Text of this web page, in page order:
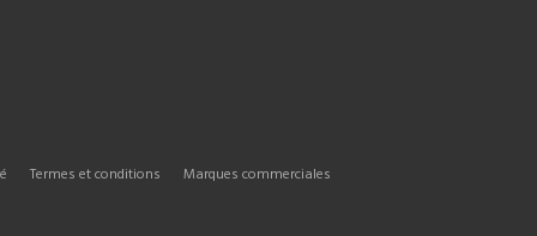
Termes et conditions Marques commerciales